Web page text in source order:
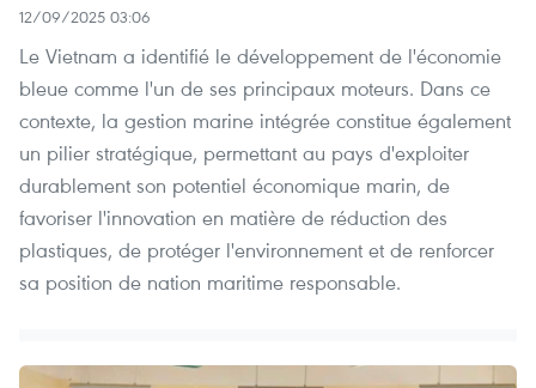
12/09/2025 03:06
Le Vietnam a identifié le développement de l'économie
bleue comme l'un de ses principaux moteurs. Dans ce
contexte, la gestion marine intégrée constitue également
un pilier stratégique, permettant au pays d'exploiter
durablement son potentiel économique marin, de
favoriser l'innovation en matière de réduction des
plastiques, de protéger l'environnement et de renforcer
sa position de nation maritime responsable.